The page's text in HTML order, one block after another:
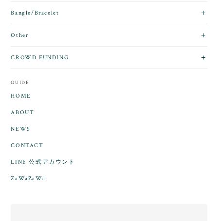
Bangle/Bracelet
Other
CROWD FUNDING
GUIDE
HOME
ABOUT
NEWS
CONTACT
LINE 公式アカウント
ZaWaZaWa